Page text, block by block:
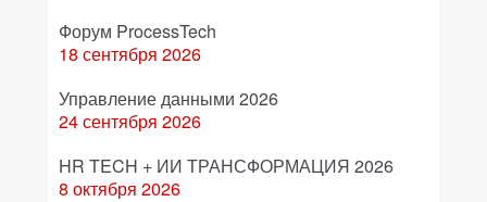
Форум ProcessTech
18 сентября 2026
Управление данными 2026
24 сентября 2026
HR TECH + ИИ ТРАНСФОРМАЦИЯ 2026
8 октября 2026